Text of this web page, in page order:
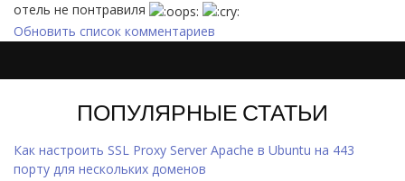
отель не понтравиля
Обновить список комментариев
ПОПУЛЯРНЫЕ СТАТЬИ
Как настроить SSL Proxy Server Apache в Ubuntu на 443
порту для нескольких доменов